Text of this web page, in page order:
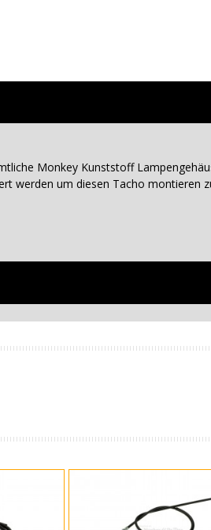
Monkey Kunststoff
werden um diesen Tacho montieren